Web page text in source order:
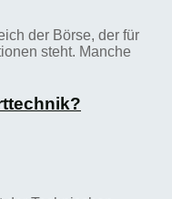
der Börse, der für
steht. Manche